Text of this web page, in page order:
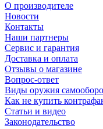
О производителе
Новости
Контакты
Наши партнеры
Сервис и гарантия
Доставка и оплата
Отзывы о магазине
Вопрос-ответ
Виды оружия
Как не купить
Статьи и видео
Законодательство